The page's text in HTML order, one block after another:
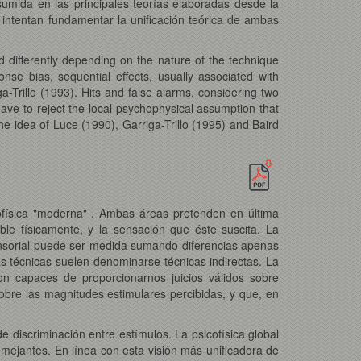
fundamentar la unificación teórica de ambas
differently depending on the nature of the technique
bias, sequential effects, usually associated with
Trillo (1993). Hits and false alarms, considering two
to reject the local psychophysical assumption that
idea of Luce (1990), Garriga-Trillo (1995) and Baird
"moderna" . Ambas áreas pretenden en última
físicamente, y la sensación que éste suscita. La
puede ser medida sumando diferencias apenas
suelen denominarse técnicas indirectas. La
capaces de proporcionarnos juicios válidos sobre
las magnitudes estimulares percibidas, y que, en
discriminación entre estímulos. La psicofísica global
En línea con esta visión más unificadora de